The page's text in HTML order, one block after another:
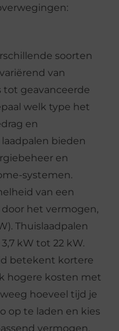
soorten
van
tot geavanceerde
welk type het
en
bieden
en
systemen.
van een
het vermogen,
Thuislaadpalen
kW tot 22 kW.
betekent kortere
hogere kosten met
hoeveel tijd je
op te laden en kies
vermogen.